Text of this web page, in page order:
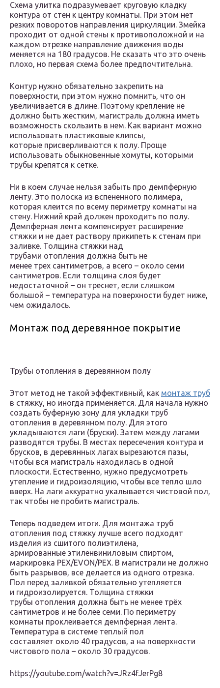
Схема улитка подразумевает круговую кладку
контура от стен к центру комнаты. При этом нет
резких поворотов направления циркуляции. Змейка
проходит от одной стены к противоположной и на
каждом отрезке направление движения воды
меняется на 180 градусов. Не сказать что это очень
плохо, но первая схема более предпочтительна.
Контур нужно обязательно закрепить на
поверхности, при этом нужно помнить, что он
увеличивается в длине. Поэтому крепление не
должно быть жестким, магистраль должна иметь
возможность скользить в нем. Как вариант можно
использовать пластиковые клипсы,
которые присверливаются к полу. Проще
использовать обыкновенные хомуты, которыми
трубы крепятся к сетке.
Ни в коем случае нельзя забыть про демпферную
ленту. Это полоска из вспененного полимера,
которая клеится по всему периметру комнаты на
стену. Нижний край должен проходить по полу.
Демпферная лента компенсирует расширение
стяжки и не дает раствору прикипеть к стенам при
заливке. Толщина стяжки над
трубами отопления должна быть не
менее трех сантиметров, а всего – около семи
сантиметров. Если толщина слоя будет
недостаточной – он треснет, если слишком
большой – температура на поверхности будет ниже,
чем ожидалось.
Монтаж под деревянное покрытие
Трубы отопления в деревянном полу
Этот метод не такой эффективный, как монтаж труб
в стяжку, но иногда применяется. Для начала нужно
создать буферную зону для укладки труб
отопления в деревянном полу. Для этого
укладываются лаги (бруски). Затем между лагами
разводятся трубы. В местах пересечения контура и
брусков, в деревянных лагах вырезаются пазы,
чтобы вся магистраль находилась в одной
плоскости. Естественно, нужно предусмотреть
утепление и гидроизоляцию, чтобы все тепло шло
вверх. На лаги аккуратно укалывается чистовой пол,
так чтобы не пробить магистраль.
Теперь подведем итоги. Для монтажа труб
отопления под стяжку лучше всего подходят
изделия из сшитого полиэтилена,
армированные этиленвиниловым спиртом,
маркировка РЕХ/EVON/РЕХ. В магистрали не должно
быть разрывов, все делается из одного отрезка.
Пол перед заливкой обязательно утепляется
и гидроизолируется. Толщина стяжки
трубы отопления должна быть не менее трёх
сантиметров и не более семи. По периметру
комнаты проклеивается демпферная лента.
Температура в системе теплый пол
составляет около 40 градусов, а на поверхности
чистового пола – около 30 градусов.
https://youtube.com/watch?v=JRz4fJerPg8